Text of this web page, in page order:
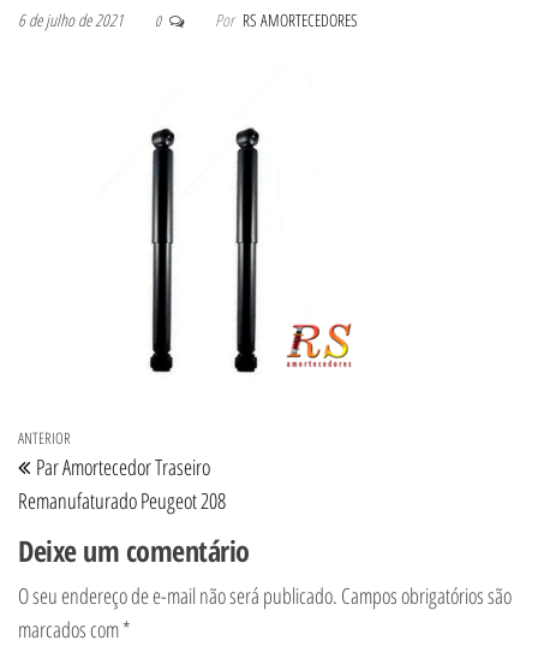
6 de julho de 2021 0 Por RS AMORTECEDORES
Navegação de Post
Post anterior
ANTERIOR
Par Amortecedor Traseiro
Remanufaturado Peugeot 208
Deixe um comentário
O seu endereço de e-mail não será publicado. Campos obrigatórios são
marcados com*